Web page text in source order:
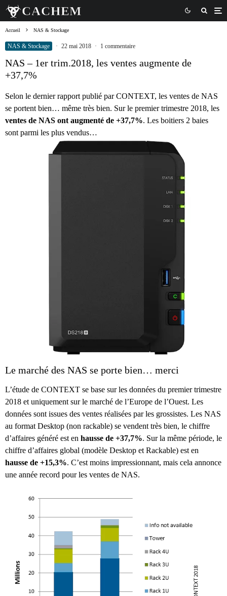
Accueil NAS & Stockage
NAS & Stockage · 22 mai 2018 · 1 commentaire
NAS – 1er trim.2018, les ventes augmente de
+37,7%
Selon le dernier rapport publié par CONTEXT, les ventes de NAS
se portent bien… même très bien. Sur le premier trimestre 2018, les
ventes de NAS ont augmenté de +37,7%. Les boitiers 2 baies
sont parmi les plus vendus…
Le marché des NAS se porte bien… merci
L’étude de CONTEXT se base sur les données du premier trimestre
2018 et uniquement sur le marché de l’Europe de l’Ouest. Les
données sont issues des ventes réalisées par les grossistes. Les NAS
au format Desktop (non rackable) se vendent très bien, le chiffre
d’affaires généré est en hausse de +37,7%. Sur la même période, le
chiffre d’affaires global (modèle Desktop et Rackable) est en
hausse de +15,3%. C’est moins impressionnant, mais cela annonce
une année record pour les ventes de NAS.